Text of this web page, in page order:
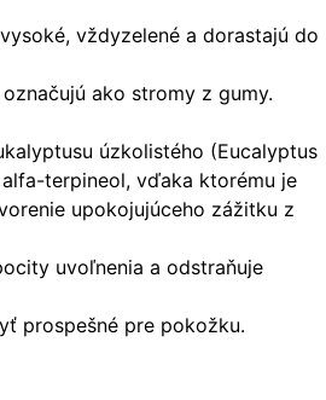
vždyzelené a dorastajú do
ako stromy z gumy.
úzkolistého (Eucalyptus
terpineol, vďaka ktorému je
upokojujúceho zážitku z
uvoľnenia a odstraňuje
prospešné pre pokožku.